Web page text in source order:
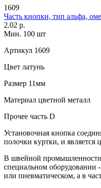
1609
Часть кнопки, тип альфа,
2.02 р.
Мин. 100 шт
Артикул 1609
Цвет латунь
Размер 11мм
Материал цветной металл
Прочее часть D
Установочная кнопка
полочки куртки, и является
В швейной
специальном оборудовании
или пневматическом, а в